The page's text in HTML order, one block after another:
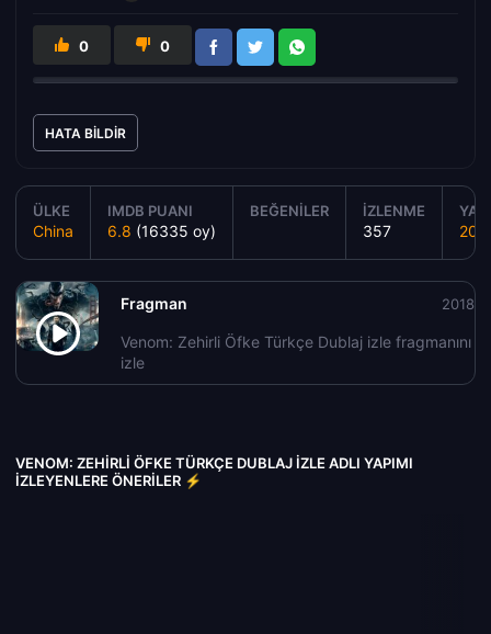
0 0
HATA BILDIR
ÜLKE
China
IMDB PUANI
6.8 (16335 oy)
BEĞENILER İZLENME
357
Fragman
Venom: Zehirli Öfke Türkçe Dublaj izle fragmanını
izle
2018
VENOM: ZEHIRLI ÖFKE TÜRKÇE DUBLAJ IZLE ADLI YAPIMI
İZLEYENLERE ÖNERILER ⚡